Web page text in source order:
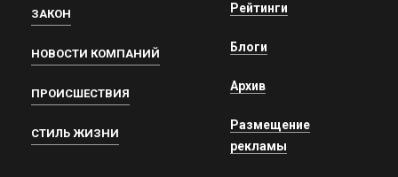
ЗАКОН
НОВОСТИ КОМПАНИЙ
ПРОИСШЕСТВИЯ
СТИЛЬ ЖИЗНИ
Рейтинги
Блоги
Архив
Размещение
рекламы